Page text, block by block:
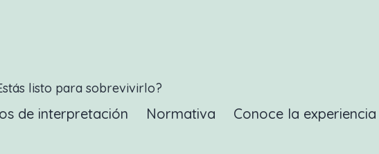
listo para sobrevivirlo?
de interpretación Normativa Conoce la